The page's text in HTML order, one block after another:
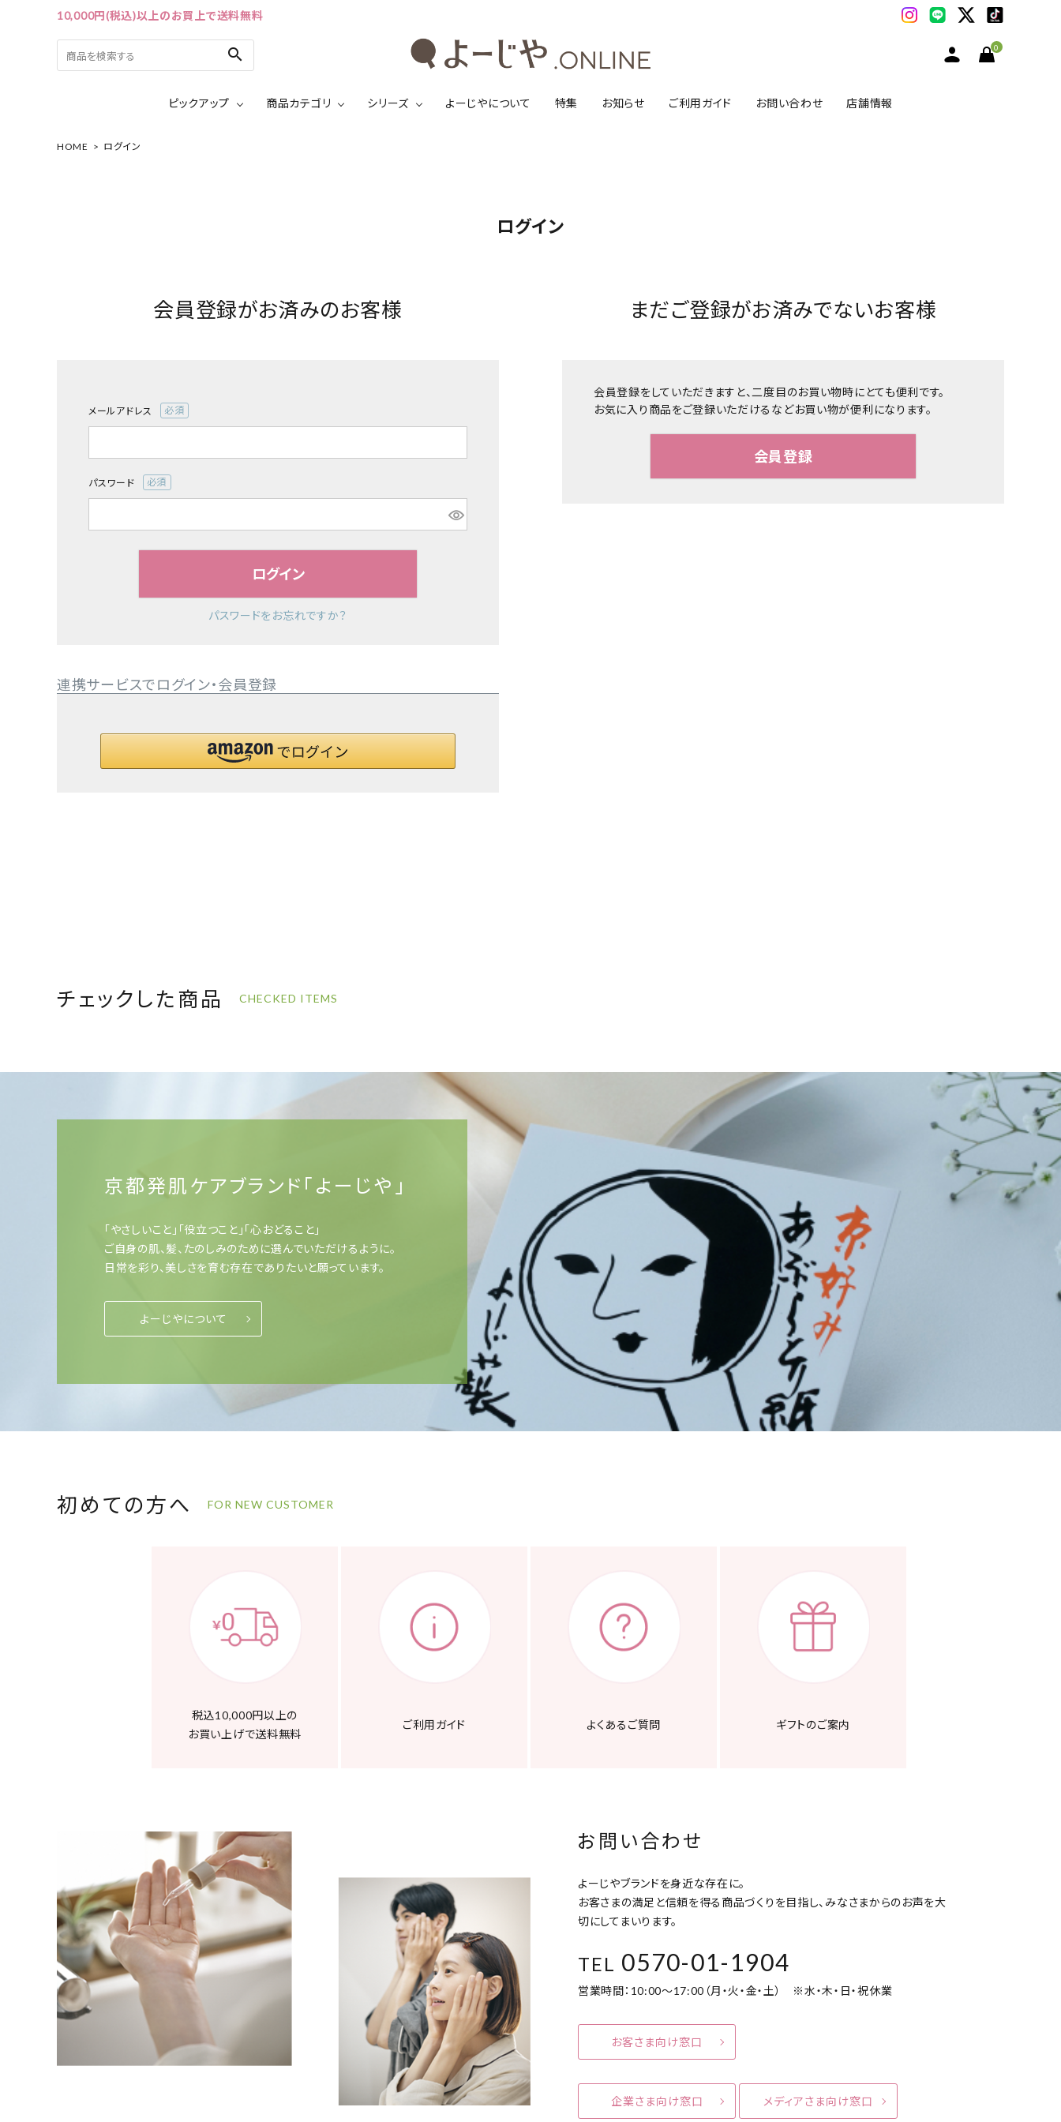
10,000円(税込)以上のお買上で送料無料
search 0
ピックアップ 商品カテゴリ シリーズ よーじやについて 特集 お知らせ ご利用ガイド お問い合わせ 店舗情報
ACCOUNT MENU
お客さま向け窓口(お問い合わせ)
HOME ログイン
ログイン
会員登録がお済みのお客様
メールアドレス
(必
パスワード
(必
ログイン
パスワードをお忘れですか？
連携サービスでログイン・会員登録
まだご登録がお済みでないお客様
会員登録をしていただきますと、二度目のお買い物時にとても便利です。
お気に入り商品をご登録いただけるなどお買い物が便利になります。
会員登録
チェックした商品 CHECKED ITEMS
京都発肌ケアブランド「よーじや」
「やさしいこと」「役立つこと」「心おどること」
ご自身の肌、髪、たのしみのために選んでいただけるように。
日常を彩り、美しさを育む存在でありたいと願っています。
よーじやについて
初めての方へ FOR NEW CUSTOMER
税込10,000円以上の
お買い上げで送料無料
ご利用ガイド よくあるご質問 ギフトのご案内
お問い合わせ
よーじやブランドを身近な存在に。
お客さまの満足と信頼を得る商品づくりを目指し、みなさまからのお声を大
切にしてまいります。
TEL 0570-01-1904
営業時間：10:00～17:00（月・火・金・土） ※水・木・日・祝休業
お客さま向け窓口
企業さま向け窓口 メディアさま向け窓口